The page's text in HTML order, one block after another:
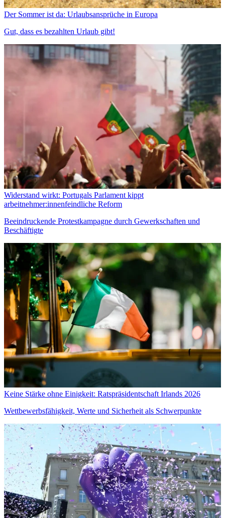
Der Sommer ist da: Urlaubsansprüche in Europa
Gut, dass es bezahlten Urlaub gibt!
Widerstand wirkt: Portugals Parlament kippt
arbeitnehmer:innenfeindliche Reform
Beeindruckende Protestkampagne durch Gewerkschaften und
Beschäftigte
Keine Stärke ohne Einigkeit: Ratspräsidentschaft Irlands 2026
Wettbewerbsfähigkeit, Werte und Sicherheit als Schwerpunkte